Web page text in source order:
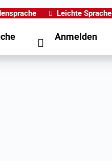
Leichte Sprache
Anmelden